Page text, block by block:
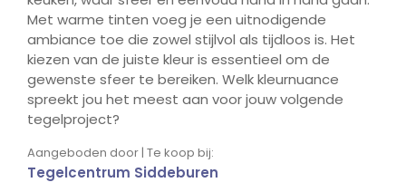
Met warme tinten voeg je een uitnodigende
ambiance toe die zowel stijlvol als tijdloos is. Het
kiezen van de juiste kleur is essentieel om de
gewenste sfeer te bereiken. Welk kleurnuance
spreekt jou het meest aan voor jouw volgende
tegelproject?
Aangeboden door | Te koop bij:
Tegelcentrum Siddeburen